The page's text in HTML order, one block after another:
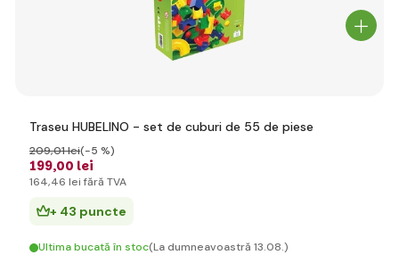
Traseu HUBELINO - set de cuburi de 55 de piese
199,00 lei
209,01 lei(-5 %)
164,46 lei fără TVA
+ 43 puncte
Ultima bucată în stoc(La dumneavoastră 13.08.)